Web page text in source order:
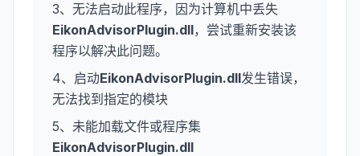
3、无法启动此程序，因为计算机中丢失
EikonAdvisorPlugin.dll，尝试重新安装该
程序以解决此问题。
4、启动EikonAdvisorPlugin.dll发生错误，
无法找到指定的模块
5、未能加载文件或程序集
EikonAdvisorPlugin.dll